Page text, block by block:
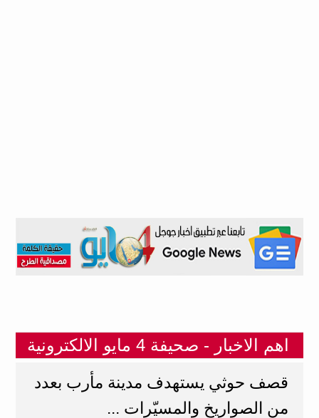
اهم الاخبار - صحيفة 4 مايو الالكترونية
قصف حوثي يستهدف مدينة مأرب بعدد
من الصواريخ والمسيّرات ...